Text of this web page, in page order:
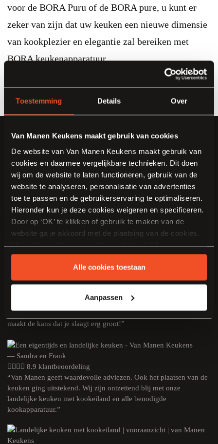
Toestemming Details Over
Van Manen Keukens maakt gebruik van cookies
De website van Van Manen Keukens maakt gebruik van
cookies en daarmee vergelijkbare technieken. Dit doen
wij om de website te laten functioneren, gebruik van de
website te analyseren, personalisatie van advertenties
toe te passen en de gebruikerservaring te optimaliseren.
Hieronder kun je deze cookies weigeren en specificeren.
Door op ‘OK’ te klikken of gebruik te maken van de
website ga je akkoord met de plaatsing van de cookies.
Meer informatie over cookies en het gebruik van
persoonsgegevens door Van Manen Keukens vind je
Alle cookies toestaan
Aanpassen
voor de BORA Puru of de BORA pure, u kunt er
zeker van zijn dat uw keuken een nieuwe dimensie
van kookplezier en elegantie zal bereiken met
BORA keukenapparatuur.
KLANTEN VERTELLEN
8.9 klantbeoordeling
“Alles komt samen in deze moderne keuken van Van Manen
Keukens. Hij is functioneel, heeft volop gebruiksgemak en een
mooie uitstraling met een prachtig eiland. De service was
uitstekend en ze dachten goed mee!”
— Henrik en Kim
“De samenwerking was heel prettig, alle afspraken werden
nagekomen. En Van Manen Keukens kan alles op maat maken; dat
maakt de kans dat je slaagt erg groot!”
— Sandra en Frank
8.9 klantbeoordeling
“Van Manen geeft waardevolle adviezen. Ook het plaatsen van de
keuken ging uitstekend. Wij zijn ontzettend blij met onze
landelijke keuken met kookeiland en alle benodigde
kookapparatuur.”